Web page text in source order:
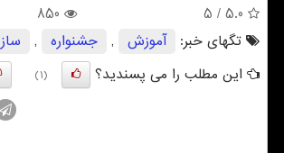
5.0
/ 5
850
تگهای خبر:
آموزش , جشنواره , ساز
این مطلب را می پسندید؟
(1)